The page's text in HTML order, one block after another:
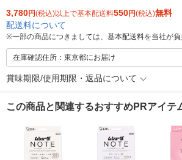
3,780円(税込)以上で基本配送料550円(税込)無料
配送料について
※一部の商品につきましては、基本配送料を当社が負
在庫確認住所：東京都にお届け
賞味期限/使用期限・返品について
この商品と関連するおすすめPRアイテ